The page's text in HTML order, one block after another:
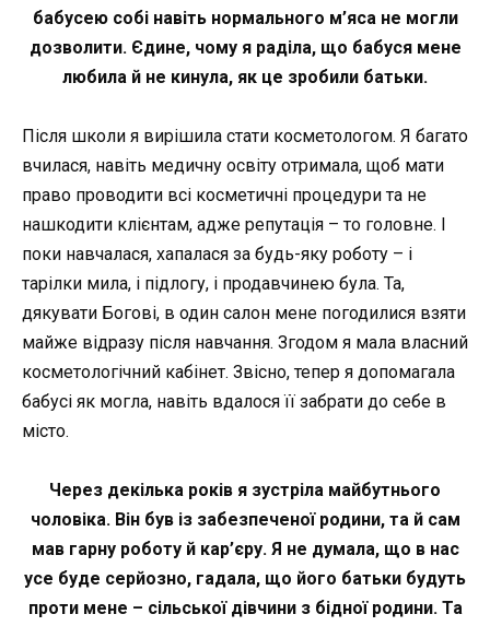
бабусею собі навіть нормального м’яса не могли
дозволити. Єдине, чому я раділа, що бабуся мене
любила й не кинула, як це зробили батьки.
Після школи я вирішила стати косметологом. Я багато
вчилася, навіть медичну освіту отримала, щоб мати
право проводити всі косметичні процедури та не
нашкодити клієнтам, адже репутація – то головне. І
поки навчалася, хапалася за будь-яку роботу – і
тарілки мила, і підлогу, і продавчинею була. Та,
дякувати Богові, в один салон мене погодилися взяти
майже відразу після навчання. Згодом я мала власний
косметологічний кабінет. Звісно, тепер я допомагала
бабусі як могла, навіть вдалося її забрати до себе в
місто.
Через декілька років я зустріла майбутнього
чоловіка. Він був із забезпеченої родини, та й сам
мав гарну роботу й кар’єру. Я не думала, що в нас
усе буде серйозно, гадала, що його батьки будуть
проти мене – сільської дівчини з бідної родини. Та